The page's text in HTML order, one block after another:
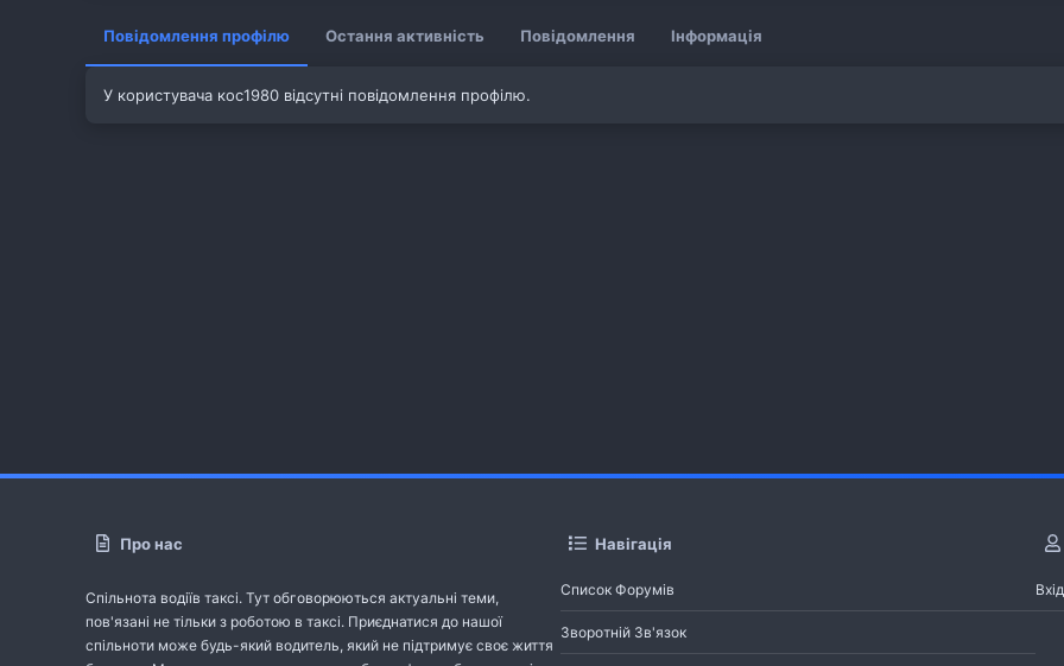
Повідомлення профілю Остання активність Повідомлення Інформація
У користувача кос1980 відсутні повідомлення профілю.
Про нас
Спільнота водіїв таксі. Тут обговорюються актуальні теми,
пов'язані не тільки з роботою в таксі. Приєднатися до нашої
спільноти може будь-який водитель, який не підтримує своє життя
Навігація
Список Форумів
Зворотній Зв'язок
Вхід